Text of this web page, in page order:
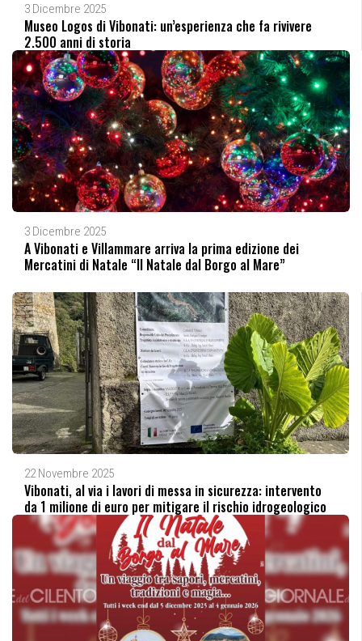
3 Dicembre 2025
Museo Logos di Vibonati: un’esperienza che fa rivivere
2.500 anni di storia
3 Dicembre 2025
A Vibonati e Villammare arriva la prima edizione dei
Mercatini di Natale “Il Natale dal Borgo al Mare”
22 Novembre 2025
Vibonati, al via i lavori di messa in sicurezza: intervento
da 1 milione di euro per mitigare il rischio idrogeologico